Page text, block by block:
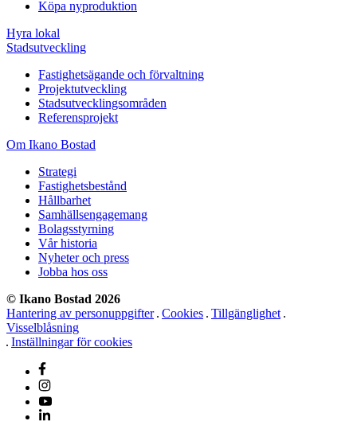
Köpa nyproduktion
Hyra lokal
Stadsutveckling
Fastighetsägande och förvaltning
Projektutveckling
Stadsutvecklingsområden
Referensprojekt
Om Ikano Bostad
Strategi
Fastighetsbestånd
Hållbarhet
Samhällsengagemang
Bolagsstyrning
Vår historia
Nyheter och press
Jobba hos oss
© Ikano Bostad 2026
Hantering av personuppgifter Cookies Tillgänglighet
Visselblåsning
Inställningar för cookies